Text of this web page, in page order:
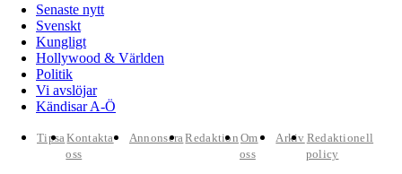
Senaste nytt
Svenskt
Kungligt
Hollywood & Världen
Politik
Vi avslöjar
Kändisar A-Ö
TipsaKontakta
oss
AnnonseraRedaktion Om
oss
Arkiv Redaktionell
policy